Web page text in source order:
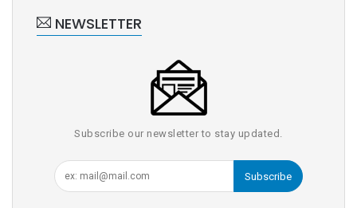
NEWSLETTER
Subscribe our newsletter to stay updated.
Subscribe